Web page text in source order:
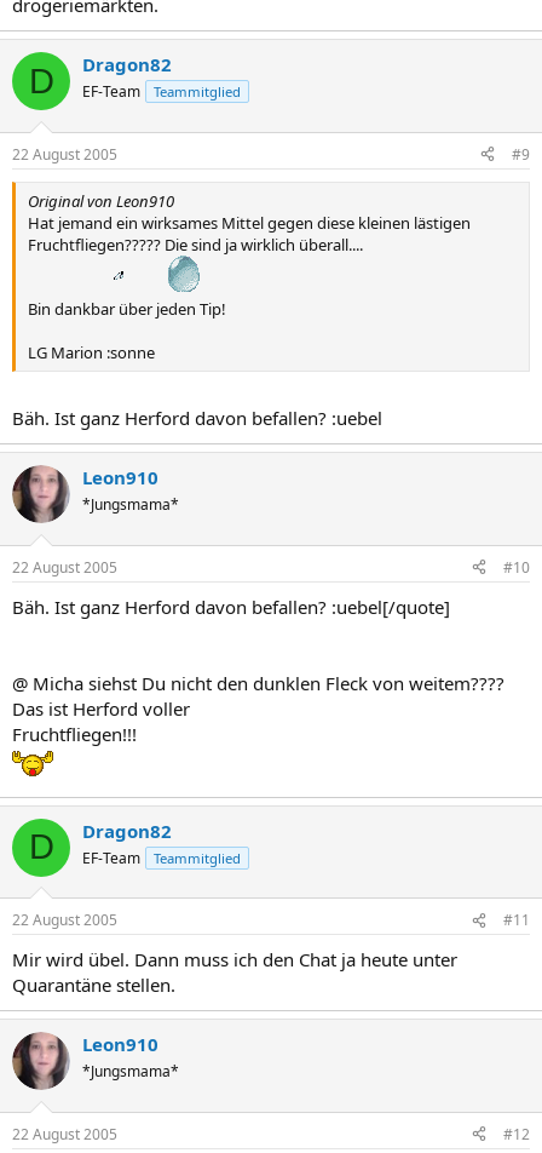
drogeriemärkten.
D Dragon82
EF-Team Teammitglied
22 August 2005 #9
Original von Leon910
Hat jemand ein wirksames Mittel gegen diese kleinen lästigen
Fruchtfliegen????? Die sind ja wirklich überall....
Bin dankbar über jeden Tip!
LG Marion :sonne
Bäh. Ist ganz Herford davon befallen? :uebel
Leon910
*Jungsmama*
22 August 2005 #10
Bäh. Ist ganz Herford davon befallen? :uebel[/quote]
@ Micha siehst Du nicht den dunklen Fleck von weitem????
Das ist Herford voller
Fruchtfliegen!!!
D Dragon82
EF-Team Teammitglied
22 August 2005 #11
Mir wird übel. Dann muss ich den Chat ja heute unter
Quarantäne stellen.
Leon910
*Jungsmama*
22 August 2005 #12